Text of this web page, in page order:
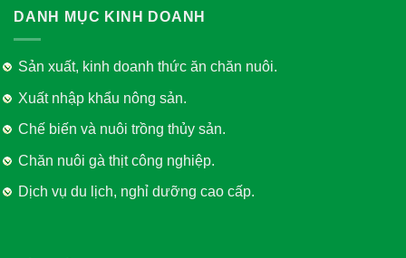
DANH MỤC KINH DOANH
Sản xuất, kinh doanh thức ăn chăn nuôi.
Xuất nhập khẩu nông sản.
Chế biến và nuôi trồng thủy sản.
Chăn nuôi gà thịt công nghiệp.
Dịch vụ du lịch, nghỉ dưỡng cao cấp.